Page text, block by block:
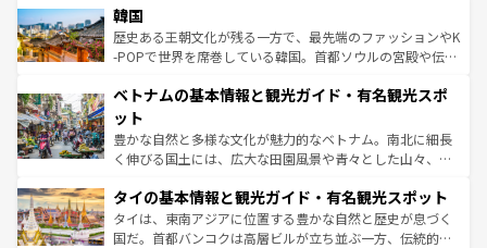
はコンテンツ一覧
いる。アクティビティも充実しており、サーフィンやダイ
ビング、ハイキングなど、アウトドア好きにはたまらな
い。オーストラリアの多彩な魅力を存分に味わいつくそ
参照してほしい。
ン）、静ひつな山岳地帯である台湾東部など、都市の喧騒
と山間の静けさが共存しており、訪れる人に新しい発見と
驚きをもたらしてくれる。また、奥深い台湾の食文化も魅
容にもいいと評判のスイーツなど、バラエティ豊かな料理
照してほしい。
韓国
歴史ある王朝文化が残る一方で、最先端のファッションやK
-POPで世界を席巻している韓国。首都ソウルの宮殿や伝統
き、地方に足を延ばせば四季折々の自然美を楽しむことが
できる。そして、キムチや焼肉、絶品のストリートフード
まで、さまざまな韓国料理が待っている。夜には、韓国な
らではのナイトライフも堪能できる。あたたかいホスピタ
わってみてほしい。 なお、新着の韓国情報はコンテンツ一
覧 を参照してほしい。
ベトナムの基本情報と観光ガイド・有名観光スポ
ット
豊かな自然と多様な文化が魅力的なベトナム。南北に細長
く伸びる国土には、広大な田園風景や青々とした山々、世
急速な発展と共に伝統が息づく。ハノイの古い町並みやホ
ーチミン市のフランス統治時代の建物も、独特の雰囲気を
醸し出している。また、バラエティの豊かさとおいしさで
タイの基本情報と観光ガイド・有名観光スポット
タイは、東南アジアに位置する豊かな自然と歴史が息づく
国だ。首都バンコクは高層ビルが立ち並ぶ一方、伝統的な